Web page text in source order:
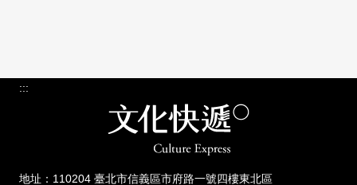
:::
地址：110204 臺北市信義區市府路一號四樓東北區